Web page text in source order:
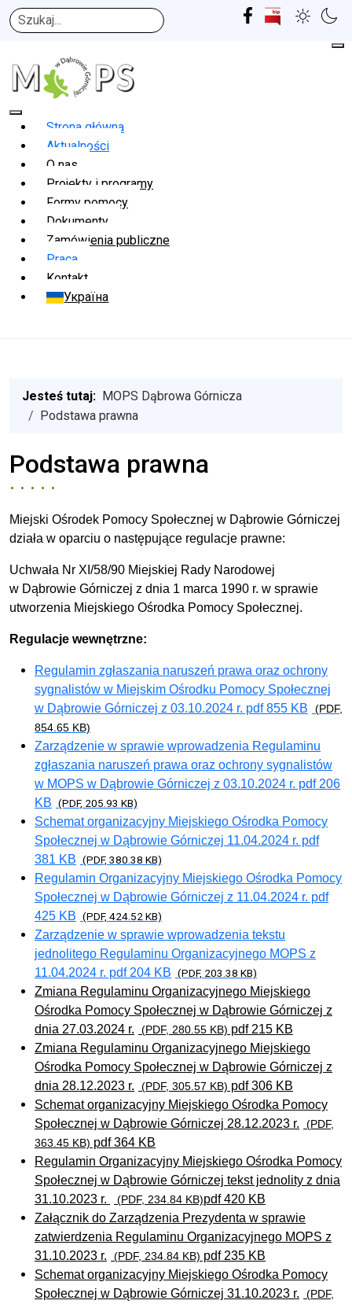
Szukaj
Strona główna
Aktualności
O nas
Projekty i programy
Formy pomocy
Dokumenty
Zamówienia publiczne
Praca
Kontakt
Україна
Jesteś tutaj: MOPS Dąbrowa Górnicza
Podstawa prawna
Podstawa prawna
Miejski Ośrodek Pomocy Społecznej w Dąbrowie Górniczej
działa w oparciu o następujące regulacje prawne:
Uchwała Nr XI/58/90 Miejskiej Rady Narodowej
w Dąbrowie Górniczej z dnia 1 marca 1990 r. w sprawie
utworzenia Miejskiego Ośrodka Pomocy Społecznej.
Regulacje wewnętrzne:
Regulamin zgłaszania naruszeń prawa oraz ochrony
sygnalistów w Miejskim Ośrodku Pomocy Społecznej
w Dąbrowie Górniczej z 03.10.2024 r. pdf 855 KB
(PDF,
854.65 KB)
Zarządzenie w sprawie wprowadzenia Regulaminu
zgłaszania naruszeń prawa oraz ochrony sygnalistów
w MOPS w Dąbrowie Górniczej z 03.10.2024 r. pdf 206
KB (PDF, 205.93 KB)
Schemat organizacyjny Miejskiego Ośrodka Pomocy
Społecznej w Dąbrowie Górniczej 11.04.2024 r. pdf
381 KB (PDF, 380.38 KB)
Regulamin Organizacyjny Miejskiego Ośrodka Pomocy
Społecznej w Dąbrowie Górniczej z 11.04.2024 r. pdf
425 KB (PDF, 424.52 KB)
Zarządzenie w sprawie wprowadzenia tekstu
jednolitego Regulaminu Organizacyjnego MOPS z
11.04.2024 r. pdf 204 KB (PDF, 203.38 KB)
Zmiana Regulaminu Organizacyjnego Miejskiego
Ośrodka Pomocy Społecznej w Dąbrowie Górniczej z
dnia 27.03.2024 r.
(PDF, 280.55 KB) pdf 215 KB
Zmiana Regulaminu Organizacyjnego Miejskiego
Ośrodka Pomocy Społecznej w Dąbrowie Górniczej z
dnia 28.12.2023 r.
(PDF, 305.57 KB) pdf 306 KB
Schemat organizacyjny Miejskiego Ośrodka Pomocy
Społecznej w Dąbrowie Górniczej 28.12.2023 r.
(PDF,
363.45 KB) pdf 364 KB
Regulamin Organizacyjny Miejskiego Ośrodka Pomocy
Społecznej w Dąbrowie Górniczej tekst jednolity z dnia
31.10.2023 r.
(PDF, 234.84 KB)pdf 420 KB
Załącznik do Zarządzenia Prezydenta w sprawie
zatwierdzenia Regulaminu Organizacyjnego MOPS z
31.10.2023 r.
(PDF, 234.84 KB) pdf 235 KB
Schemat organizacyjny Miejskiego Ośrodka Pomocy
Społecznej w Dąbrowie Górniczej 31.10.2023 r.
(PDF,